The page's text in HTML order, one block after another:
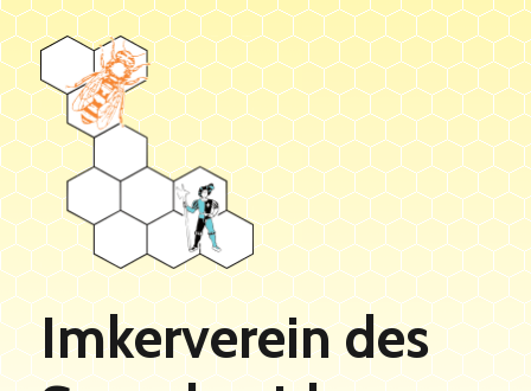
Imkerverein des